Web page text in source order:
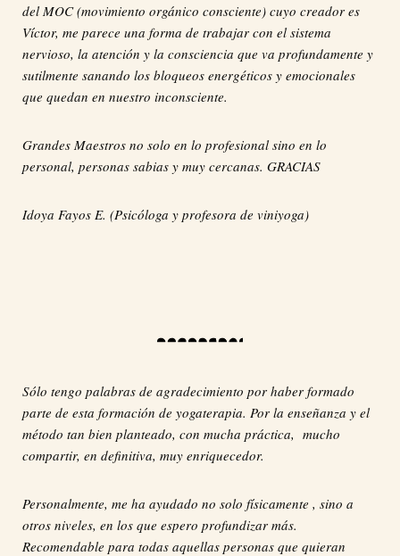
del MOC (movimiento orgánico consciente) cuyo creador es
Víctor, me parece una forma de trabajar con el sistema
nervioso, la atención y la consciencia que va profundamente y
sutilmente sanando los bloqueos energéticos y emocionales
que quedan en nuestro inconsciente.
Grandes Maestros no solo en lo profesional sino en lo
personal, personas sabias y muy cercanas. GRACIAS
Idoya Fayos E. (Psicóloga y profesora de viniyoga)
Sólo tengo palabras de agradecimiento por haber formado
parte de esta formación de yogaterapia. Por la enseñanza y el
método tan bien planteado, con mucha práctica, mucho
compartir, en definitiva, muy enriquecedor.
Personalmente, me ha ayudado no solo físicamente , sino a
otros niveles, en los que espero profundizar más.
Recomendable para todas aquellas personas que quieran